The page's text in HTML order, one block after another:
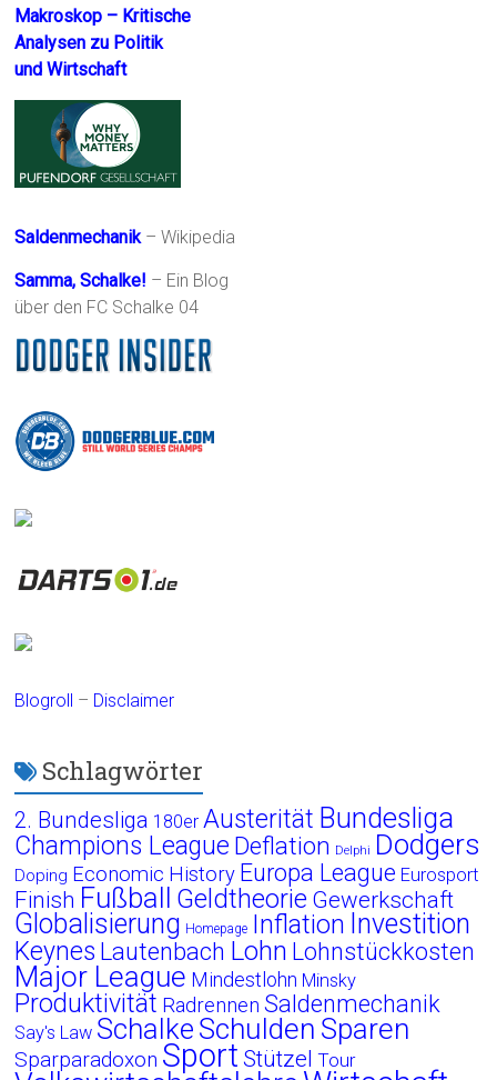
Makroskop – Kritische
Analysen zu Politik
und Wirtschaft
Saldenmechanik– Wikipedia
Samma, Schalke! – Ein Blog
über den FC Schalke 04
Blogroll – Disclaimer
Schlagwörter
2. Bundesliga 180er Austerität Bundesliga
Champions League Deflation Delphi Dodgers
Doping Economic History Europa League Eurosport
Finish Fußball Geldtheorie Gewerkschaft
Globalisierung Homepage Inflation Investition
Keynes Lautenbach Lohn Lohnstückkosten
Major League Mindestlohn Minsky
Produktivität Radrennen Saldenmechanik
Say's Law Schalke Schulden Sparen
Sparparadoxon Sport Stützel Tour